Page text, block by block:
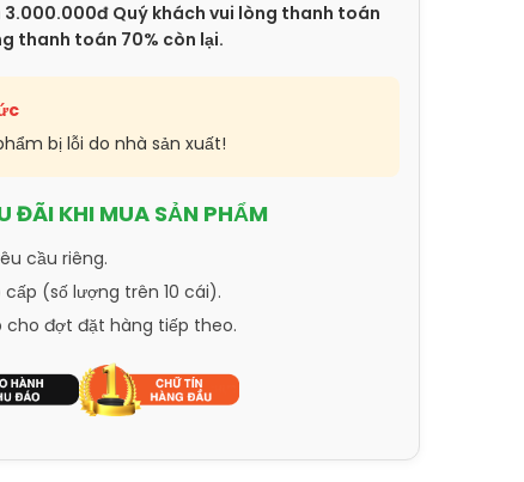
Quý khách vui lòng thanh toán
thanh toán 70% còn lại.
bị lỗi do nhà sản xuất!
ĐÃI KHI MUA SẢN PHẨM
cầu riêng.
(số lượng trên 10 cái).
đợt đặt hàng tiếp theo.